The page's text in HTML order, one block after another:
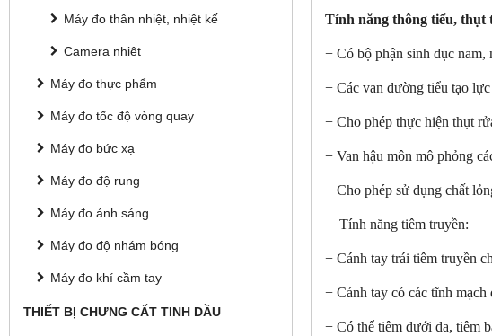
Máy đo thân nhiệt, nhiệt kế
Camera nhiệt
Máy đo thực phẩm
Máy đo tốc độ vòng quay
Máy đo bức xạ
Máy đo độ rung
Máy đo ánh sáng
Máy đo độ nhám bóng
Máy đo khí cầm tay
THIẾT BỊ CHƯNG CẤT TINH DẦU
Tính năng thông tiểu, thụt
+ Có bộ phận sinh dục
+ Các van đường tiểu tạo
+ Cho phép thực hiện thụt
+ Van hậu môn mô phỏng
+ Cho phép sử dụng chất
Tính năng tiêm truyền:
+ Cánh tay trái tiêm truyền
+ Cánh tay có các tĩnh
+ Có thể tiêm dưới da, tiêm